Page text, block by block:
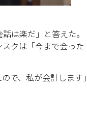
は楽だ」と答えた。
クは「今まで会った
で、私が会計します」